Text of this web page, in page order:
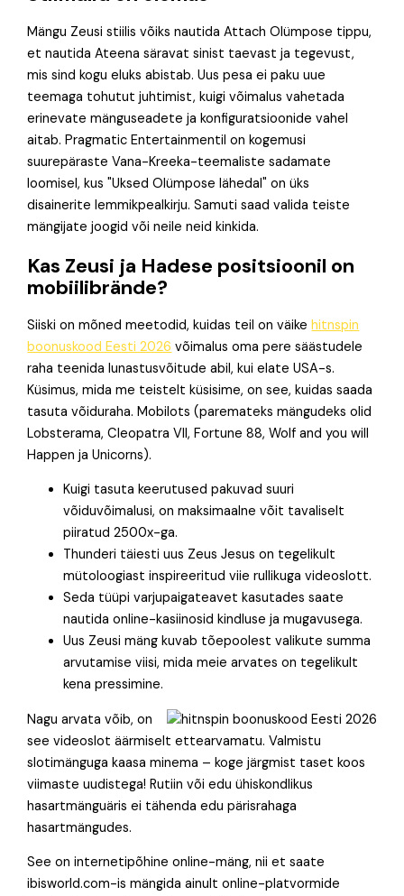
Mängu Zeusi stiilis võiks nautida Attach Olümpose tippu,
et nautida Ateena säravat sinist taevast ja tegevust,
mis sind kogu eluks abistab. Uus pesa ei paku uue
teemaga tohutut juhtimist, kuigi võimalus vahetada
erinevate mänguseadete ja konfiguratsioonide vahel
aitab. Pragmatic Entertainmentil on kogemusi
suurepäraste Vana-Kreeka-teemaliste sadamate
loomisel, kus "Uksed Olümpose lähedal" on üks
disainerite lemmikpealkirju. Samuti saad valida teiste
mängijate joogid või neile neid kinkida.
Kas Zeusi ja Hadese positsioonil on
mobiilibrände?
Siiski on mõned meetodid, kuidas teil on väikehitnspin
boonuskood Eesti 2026 võimalus oma pere säästudele
raha teenida lunastusvõitude abil, kui elate USA-s.
Küsimus, mida me teistelt küsisime, on see, kuidas saada
tasuta võiduraha. Mobilots (paremateks mängudeks olid
Lobsterama, Cleopatra VII, Fortune 88, Wolf and you will
Happen ja Unicorns).
Kuigi tasuta keerutused pakuvad suuri
võiduvõimalusi, on maksimaalne võit tavaliselt
piiratud 2500x-ga.
Thunderi täiesti uus Zeus Jesus on tegelikult
mütoloogiast inspireeritud viie rullikuga videoslott.
Seda tüüpi varjupaigateavet kasutades saate
nautida online-kasiinosid kindluse ja mugavusega.
Uus Zeusi mäng kuvab tõepoolest valikute summa
arvutamise viisi, mida meie arvates on tegelikult
kena pressimine.
Nagu arvata võib, on
see videoslot äärmiselt ettearvamatu. Valmistu
slotimänguga kaasa minema – koge järgmist taset koos
viimaste uudistega! Rutiin või edu ühiskondlikus
hasartmänguäris ei tähenda edu pärisrahaga
hasartmängudes.
See on internetipõhine online-mäng, nii et saate
ibisworld.com-is mängida ainult online-platvormide